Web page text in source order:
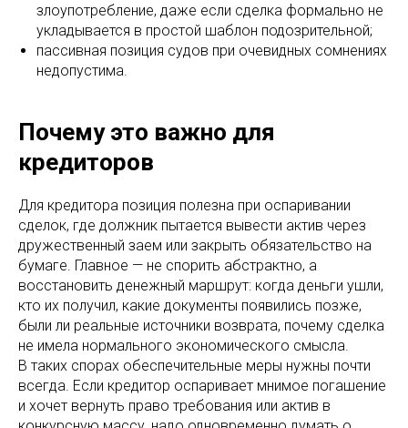
злоупотребление, даже если сделка формально не
укладывается в простой шаблон подозрительной;
пассивная позиция судов при очевидных сомнениях
недопустима.
Почему это важно для
кредиторов
Для кредитора позиция полезна при оспаривании
сделок, где должник пытается вывести актив через
дружественный заем или закрыть обязательство на
бумаге. Главное — не спорить абстрактно, а
восстановить денежный маршрут: когда деньги ушли,
кто их получил, какие документы появились позже,
были ли реальные источники возврата, почему сделка
не имела нормального экономического смысла.
В таких спорах обеспечительные меры нужны почти
всегда. Если кредитор оспаривает мнимое погашение
и хочет вернуть право требования или актив в